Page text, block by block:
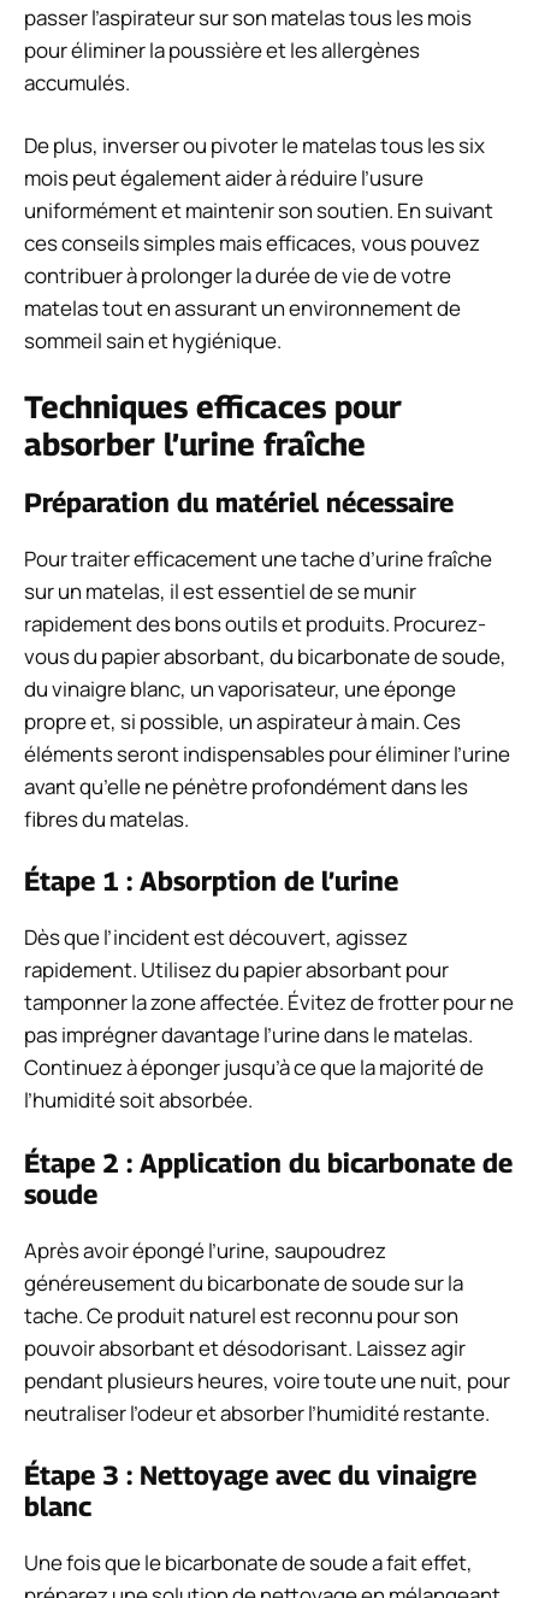
passer l’aspirateur sur son matelas tous les mois
pour éliminer la poussière et les allergènes
accumulés.
De plus, inverser ou pivoter le matelas tous les six
mois peut également aider à réduire l’usure
uniformément et maintenir son soutien. En suivant
ces conseils simples mais efficaces, vous pouvez
contribuer à prolonger la durée de vie de votre
matelas tout en assurant un environnement de
sommeil sain et hygiénique.
Techniques efficaces pour
absorber l’urine fraîche
Préparation du matériel nécessaire
Pour traiter efficacement une tache d’urine fraîche
sur un matelas, il est essentiel de se munir
rapidement des bons outils et produits. Procurez-
vous du papier absorbant, du bicarbonate de soude,
du vinaigre blanc, un vaporisateur, une éponge
propre et, si possible, un aspirateur à main. Ces
éléments seront indispensables pour éliminer l’urine
avant qu’elle ne pénètre profondément dans les
fibres du matelas.
Étape 1 : Absorption de l’urine
Dès que l’incident est découvert, agissez
rapidement. Utilisez du papier absorbant pour
tamponner la zone affectée. Évitez de frotter pour ne
pas imprégner davantage l’urine dans le matelas.
Continuez à éponger jusqu’à ce que la majorité de
l’humidité soit absorbée.
Étape 2 : Application du bicarbonate de
soude
Après avoir épongé l’urine, saupoudrez
généreusement du bicarbonate de soude sur la
tache. Ce produit naturel est reconnu pour son
pouvoir absorbant et désodorisant. Laissez agir
pendant plusieurs heures, voire toute une nuit, pour
neutraliser l’odeur et absorber l’humidité restante.
Étape 3 : Nettoyage avec du vinaigre
blanc
Une fois que le bicarbonate de soude a fait effet,